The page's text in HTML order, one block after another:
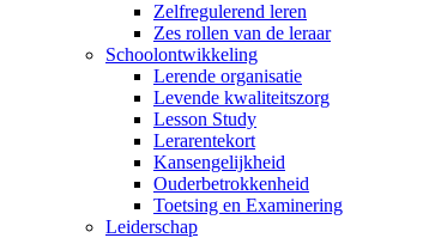
Zelfregulerend leren
Zes rollen van de leraar
Schoolontwikkeling
Lerende organisatie
Levende kwaliteitszorg
Lesson Study
Lerarentekort
Kansengelijkheid
Ouderbetrokkenheid
Toetsing en Examinering
Leiderschap